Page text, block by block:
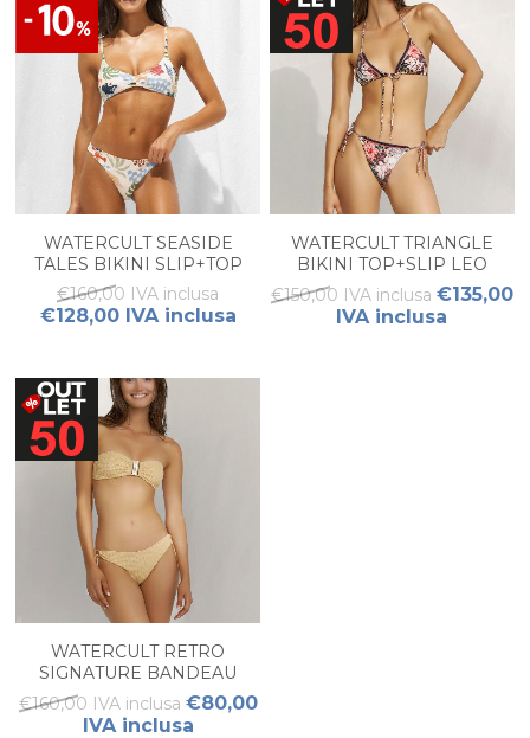
WATERCULT SEASIDE
TALES BIKINI SLIP+TOP
€160,00 IVA inclusa
€128,00 IVA inclusa
WATERCULT TRIANGLE
BIKINI TOP+SLIP LEO
ALLURES
€150,00 IVA inclusa €135,00
IVA inclusa
WATERCULT RETRO
SIGNATURE BANDEAU
BIKINI SET
€160,00 IVA inclusa €80,00
IVA inclusa